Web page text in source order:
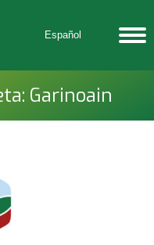
Español
Garinoain